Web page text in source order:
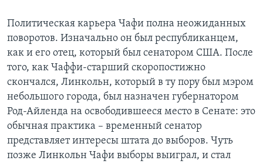
Политическая карьера Чафи полна неожиданных
поворотов. Изначально он был республиканцем,
как и его отец, который был сенатором США. После
того, как Чаффи-старший скоропостижно
скончался, Линкольн, который в ту пору был мэром
небольшого города, был назначен губернатором
Род-Айленда на освободившееся место в Сенате: это
обычная практика – временный сенатор
представляет интересы штата до выборов. Чуть
позже Линкольн Чафи выборы выиграл, и стал